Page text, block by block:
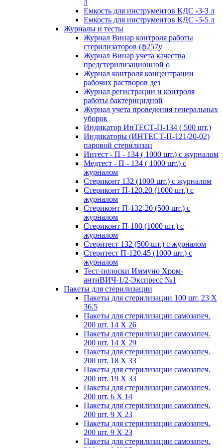
л
Емкость для инструментов КДС -3-3 л
Емкость для инструментов КДС -5-5 л
Журналы и тесты
Журнал Винар контроля работы
стерилизаторов (ф257у
Журнал Винар учета качества
предстерилизационной о
Журнал контроля концентрации
рабочих растворов дез
Журнал регистрации и контроля
работы бактерицидной
Журнал учета проведения генеральных
уборок
Индикатор ИнТЕСТ-П-134 ( 500 шт.)
Индикаторы (ИНТЕСТ-П-121/20-02)
паровой стерилизац
Интест - П - 134 ( 1000 шт.) с журналом
Медтест - П - 134 ( 1000 шт.) с
журналом
Стериконт 132 (1000 шт.) с журналом
Стериконт П-120.20 (1000 шт.) с
журналом
Стериконт П-132-20 (500 шт.) с
журналом
Стериконт П-180 (1000 шт.) с
журналом
Стеритест 132 (500 шт.) с журналом
Стеритест П-120.45 (1000 шт.) с
журналом
Тест-полоски Иммуно Хром-
антиВИЧ-1/2-Экспресс №1
Пакеты для стерилизации
Пакеты для стерилизации 100 шт. 23 Х
36.5
Пакеты для стерилизации самозапеч.
200 шт. 14 Х 26
Пакеты для стерилизации самозапеч.
200 шт. 14 Х 29
Пакеты для стерилизации самозапеч.
200 шт. 18 Х 33
Пакеты для стерилизации самозапеч.
200 шт. 19 Х 33
Пакеты для стерилизации самозапеч.
200 шт. 6 Х 14
Пакеты для стерилизации самозапеч.
200 шт. 9 Х 23
Пакеты для стерилизации самозапеч.
200 шт. 9 Х 23
Пакеты для стерилизации самозапеч.